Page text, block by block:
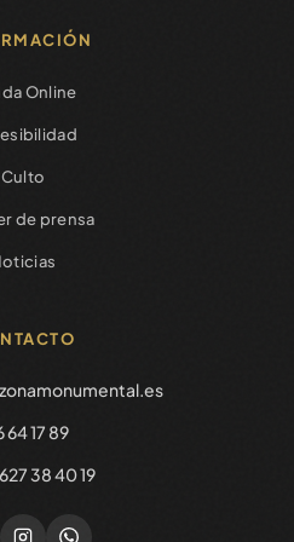
Online
Culto
de prensa
64 17 89
38 40 19